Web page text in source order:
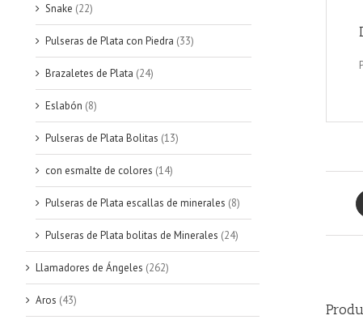
Snake (22)
Pulseras de Plata con Piedra (33)
Brazaletes de Plata (24)
Eslabón (8)
Pulseras de Plata Bolitas (13)
con esmalte de colores (14)
Pulseras de Plata escallas de minerales (8)
Pulseras de Plata bolitas de Minerales (24)
Llamadores de Ángeles (262)
Aros (43)